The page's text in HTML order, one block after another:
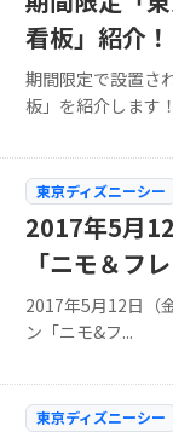
看板」紹介！
期間限定で設置さ
板」を紹介します
東京ディズニーシー
2017年5月
「ニモ＆フ
2017年5月12日（
ン「ニモ&フ...
東京ディズニーシー